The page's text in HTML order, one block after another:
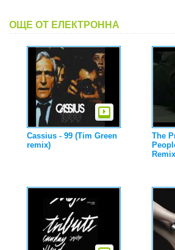
ОЩЕ ОТ ЕЛЕКТРОННА
Cassius - 99 (Tim Green
remix)
The